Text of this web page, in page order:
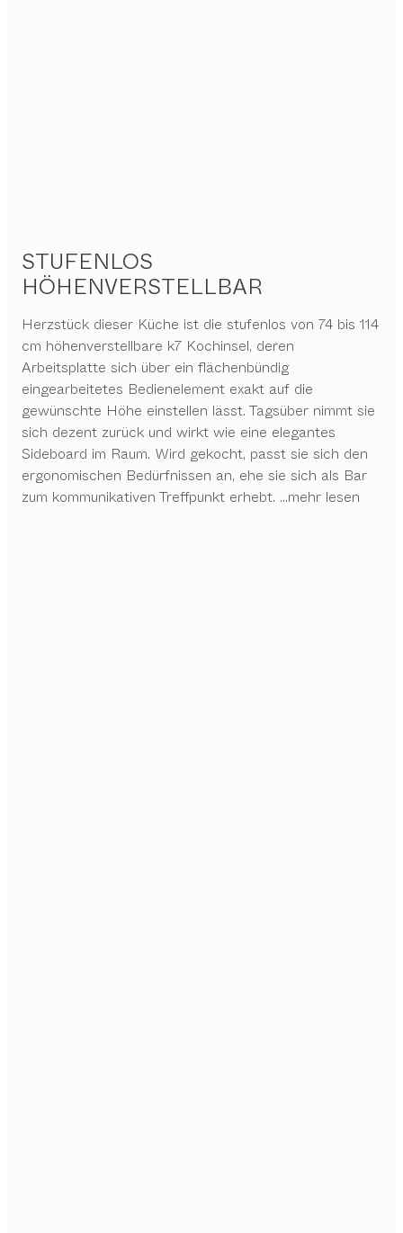
STUFENLOS
HÖHENVERSTELLBAR
Herzstück dieser Küche ist die stufenlos von 74 bis 114
cm höhenverstellbare k7 Kochinsel, deren
Arbeitsplatte sich über ein flächenbündig
eingearbeitetes Bedienelement exakt auf die
gewünschte Höhe einstellen lässt. Tagsüber nimmt sie
sich dezent zurück und wirkt wie eine elegantes
Sideboard im Raum. Wird gekocht, passt sie sich den
ergonomischen Bedürfnissen an, ehe sie sich als Bar
zum kommunikativen Treffpunkt erhebt. ...mehr lesen